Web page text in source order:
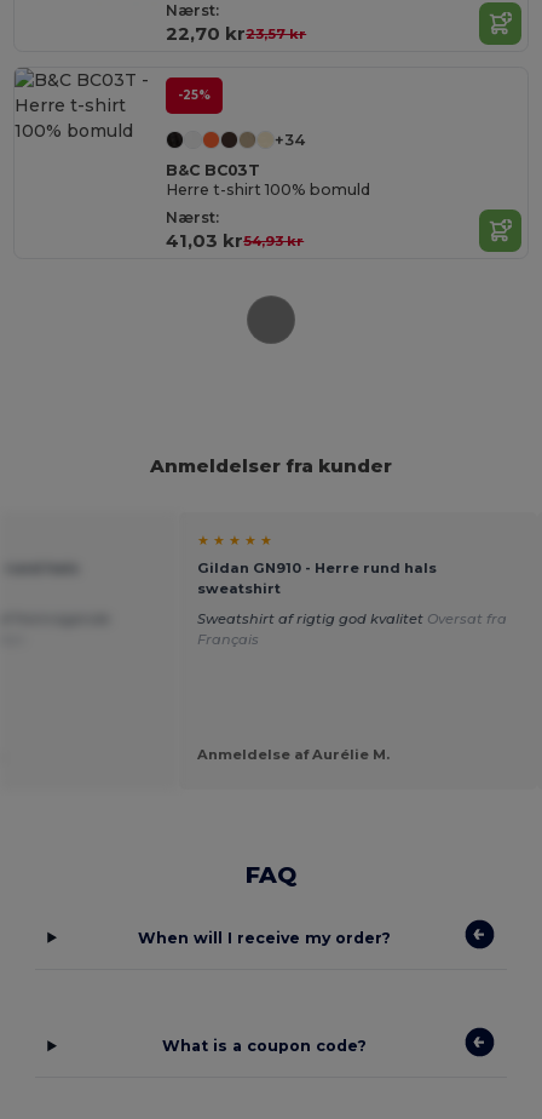
Nærst:
22,70 kr23,57 kr
-25%
+34
B&C BC03T
Herre t-shirt 100% bomuld
Nærst:
41,03 kr54,93 kr
Anmeldelser fra kunder
★ ★ ★ ★ ★
Gildan GN910 - Herre rund hals
sweatshirt
Sweatshirt af rigtig god kvalitet Oversat fra
Français
Anmeldelse af Aurélie M.
FAQ
When will I receive my order?
What is a coupon code?